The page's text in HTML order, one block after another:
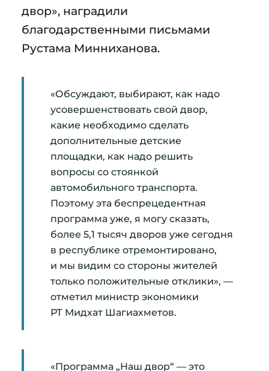
двор», наградили
благодарственными письмами
Рустама Минниханова.
«Обсуждают, выбирают, как надо
усовершенствовать свой двор,
какие необходимо сделать
дополнительные детские
площадки, как надо решить
вопросы со стоянкой
автомобильного транспорта.
Поэтому эта беспрецедентная
программа уже, я могу сказать,
более 5,1 тысяч дворов уже сегодня
в республике отремонтировано,
и мы видим со стороны жителей
только положительные отклики», —
отметил министр экономики
РТ Мидхат Шагиахметов.
«Программа „Наш двор“ — это